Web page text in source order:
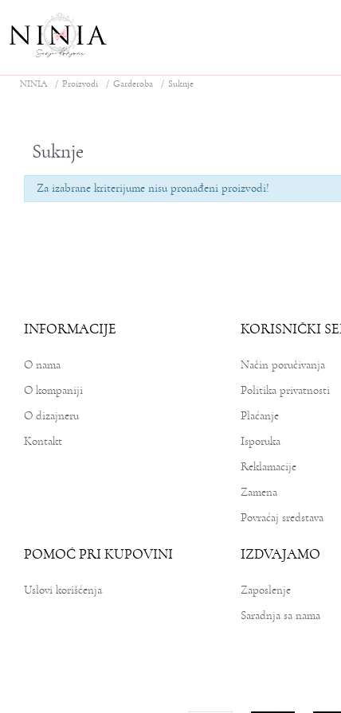
NINIA Proizvodi Garderoba Suknje
Suknje
Za izabrane kriterijume nisu pronađeni proizvodi!
INFORMACIJE
O nama
O kompaniji
O dizajneru
Kontakt
KORISNIČKI
Način poručivanja
Politika privatnosti
Plaćanje
Isporuka
Reklamacije
Zamena
Povraćaj sredstava
POMOĆ PRI KUPOVINI
Uslovi korišćenja
IZDVAJAMO
Zaposlenje
Saradnja sa nama